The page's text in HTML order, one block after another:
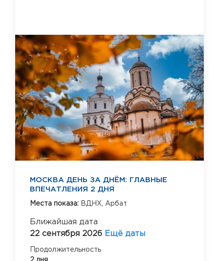
МОСКВА ДЕНЬ ЗА ДНЁМ: ГЛАВНЫЕ
ВПЕЧАТЛЕНИЯ 2 ДНЯ
Места показа: ВДНХ, Арбат
Ближайшая дата
22 сентября 2026 Ещё даты
Продолжительность